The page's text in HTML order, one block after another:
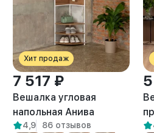
Хит продаж
7 517 ₽
Вешалка угловая
напольная Анива
белый/амаретто
4,9 86 отзывов